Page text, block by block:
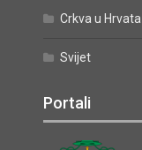
Crkva u Hrvata
Svijet
Portali